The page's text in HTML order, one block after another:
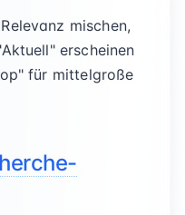
mischen,
erscheinen
für mittelgroße